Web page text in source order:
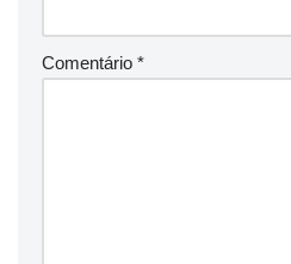
Comentário *